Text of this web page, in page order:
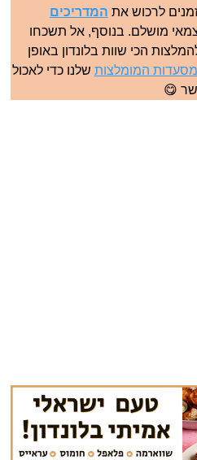
לרכוש את המדריכים
מושלם. בנוסף, אל תשכחו
הכי שוות בלונדון באופן
המומלצות שלנו כדי לאכול
😋